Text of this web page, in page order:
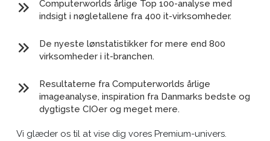
Computerworlds årlige Top 100-analyse med
indsigt i nøgletallene fra 400 it-virksomheder.
De nyeste lønstatistikker for mere end 800
virksomheder i it-branchen.
Resultaterne fra Computerworlds årlige
imageanalyse, inspiration fra Danmarks bedste og
dygtigste CIOer og meget mere.
Vi glæder os til at vise dig vores Premium-univers.